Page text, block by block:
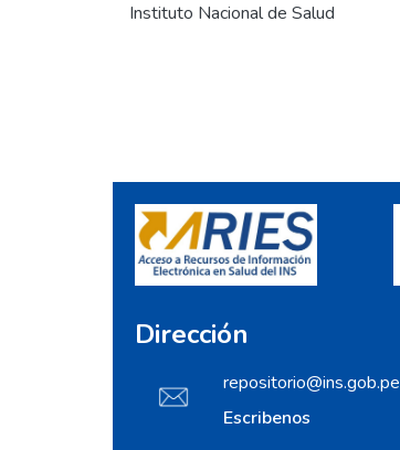
Instituto Nacional de Salud
Dirección
repositorio@ins.gob.pe
Escribenos